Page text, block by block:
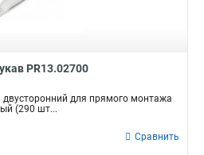
PR13.02700
двусторонний для прямого монтажа
(290 шт...
Сравнить